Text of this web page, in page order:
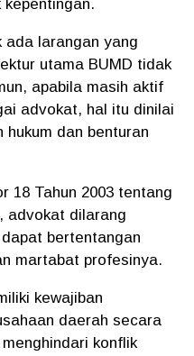
kepentingan.
ada larangan yang
utama BUMD tidak
apabila masih aktif
advokat, hal itu dinilai
hukum dan benturan
18 Tahun 2003 tentang
advokat dilarang
bertentangan
martabat profesinya.
kewajiban
daerah secara
konflik